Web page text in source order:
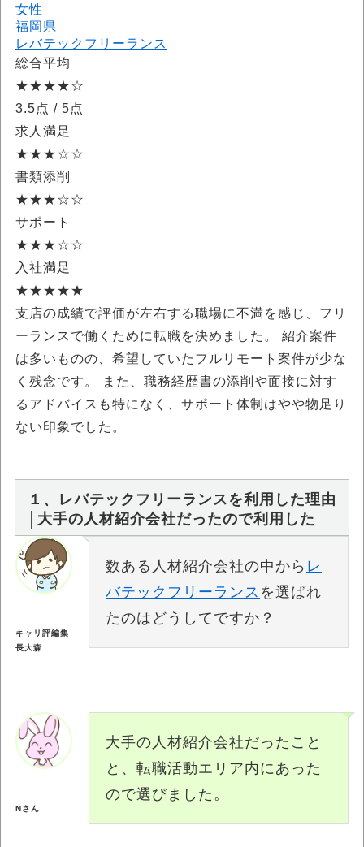
女性
福岡県
レバテックフリーランス
総合平均
★★★★☆
3.5点 / 5点
求人満足
★★★☆☆
書類添削
★★★☆☆
サポート
★★★☆☆
入社満足
★★★★★
支店の成績で評価が左右する職場に不満を感じ、フリ
ーランスで働くために転職を決めました。 紹介案件
は多いものの、希望していたフルリモート案件が少な
く残念です。 また、職務経歴書の添削や面接に対す
るアドバイスも特になく、サポート体制はやや物足り
ない印象でした。
１、レバテックフリーランスを利用した理由
│大手の人材紹介会社だったので利用した
キャリ評編集
長大森
数ある人材紹介会社の中から レ
バテックフリーランス を選ばれ
たのはどうしてですか？
大手の人材紹介会社だったこと
と、転職活動エリア内にあった
ので選びました。
Nさん